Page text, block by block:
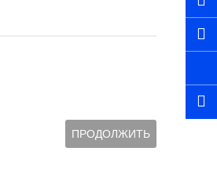
ПРОДОЛЖИТЬ